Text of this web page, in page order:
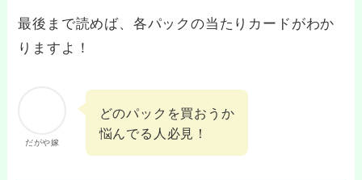
最後まで読めば、各パックの当たりカードがわか
りますよ！
だがや嫁
どのパックを買おうか
悩んでる人必見！